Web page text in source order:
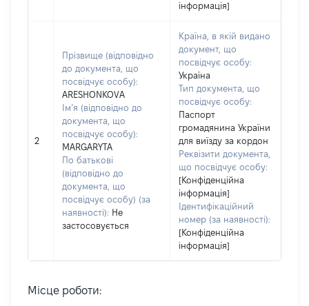
інформація]
2
Прізвище (відповідно
до документа, що
посвідчує особу):
ARESHONKOVA
Ім’я (відповідно до
документа, що
посвідчує особу):
MARGARYTA
По батькові
(відповідно до
документа, що
посвідчує особу) (за
наявності): Не
застосовується
Країна, в якій видано
документ, що
посвідчує особу:
Україна
Тип документа, що
посвідчує особу:
Паспорт
громадянина України
для виїзду за кордон
Реквізити документа,
що посвідчує особу:
[Конфіденційна
інформація]
Ідентифікаційний
номер (за наявності):
[Конфіденційна
інформація]
Місце роботи: